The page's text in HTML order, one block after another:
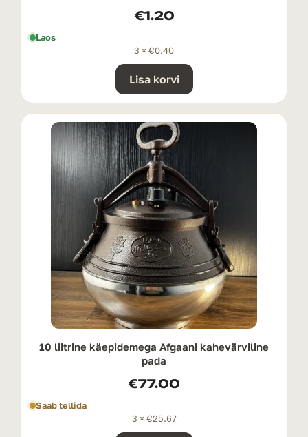
€1.20
Laos
3 × €0.40
Lisa korvi
10 liitrine käepidemega Afgaani kahevärviline
pada
€77.00
Saab tellida
3 × €25.67